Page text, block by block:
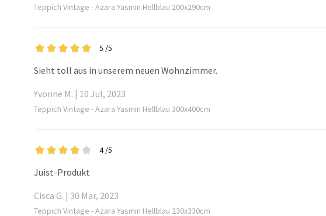
Teppich Vintage - Azara Yasmin Hellblau 200x290cm
5 /5
Sieht toll aus in unserem neuen Wohnzimmer.
Yvonne M. | 10 Jul, 2023
Teppich Vintage - Azara Yasmin Hellblau 300x400cm
4 /5
Juist-Produkt
Cisca G. | 30 Mar, 2023
Teppich Vintage - Azara Yasmin Hellblau 230x330cm